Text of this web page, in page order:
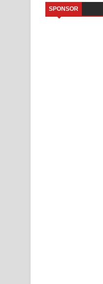
Sihina
Father
Ahimi
SPONSOR